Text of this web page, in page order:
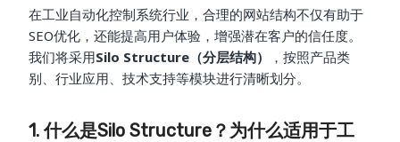
在工业自动化控制系统行业，合理的网站结构不仅有助于
SEO优化，还能提高用户体验，增强潜在客户的信任度。
我们将采用Silo Structure（分层结构）
，按照产品类
别、行业应用、技术支持等模块进行清晰划分。
1. 什么是Silo Structure？为什么适用于工